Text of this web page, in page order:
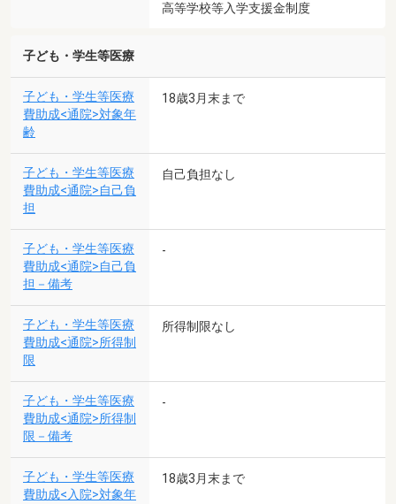
高等学校等入学支援金制度
子ども・学生等医療
子ども・学生等医療
費助成<通院>対象年
齢
18歳3月末まで
子ども・学生等医療
費助成<通院>自己負
担
自己負担なし
子ども・学生等医療
費助成<通院>自己負
担－備考
-
子ども・学生等医療
費助成<通院>所得制
限
所得制限なし
子ども・学生等医療
費助成<通院>所得制
限－備考
-
子ども・学生等医療
費助成<入院>対象年
18歳3月末まで